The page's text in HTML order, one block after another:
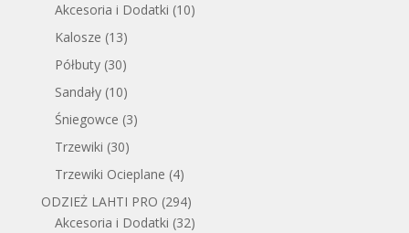
Akcesoria i Dodatki (10)
Kalosze (13)
Półbuty (30)
Sandały (10)
Śniegowce (3)
Trzewiki (30)
Trzewiki Ocieplane (4)
ODZIEŻ LAHTI PRO (294)
Akcesoria i Dodatki (32)